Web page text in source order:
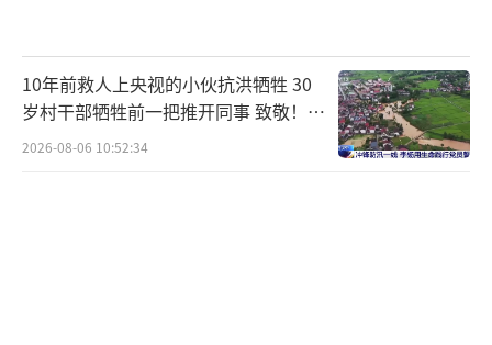
10年前救人上央视的小伙抗洪牺牲 30
岁村干部牺牲前一把推开同事 致敬！送
别！
2026-08-06 10:52:34